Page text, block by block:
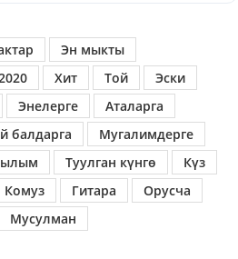
Эн мыкты
Хит Той
Эски
Энелерге
Аталарга
балдарга
Мугалимдерге
Туулган күнгө
Күз
Комуз Гитара
Орусча
Мусулман